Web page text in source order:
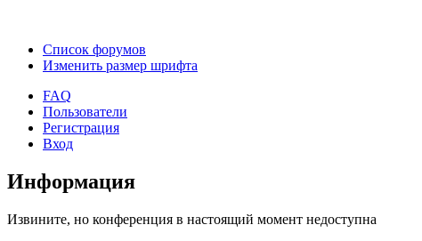
Список форумов
Изменить размер шрифта
FAQ
Пользователи
Регистрация
Вход
Информация
Извините, но конференция в настоящий момент недоступна